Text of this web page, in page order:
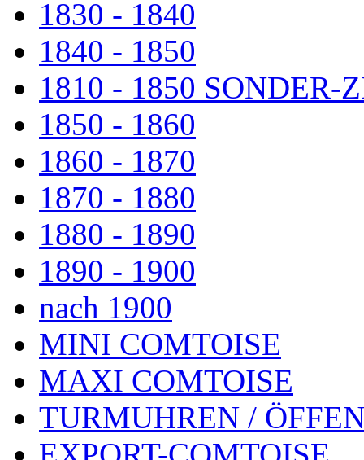
1830 - 1840
1840 - 1850
1810 - 1850 SONDER-
1850 - 1860
1860 - 1870
1870 - 1880
1880 - 1890
1890 - 1900
nach 1900
MINI COMTOISE
MAXI COMTOISE
TURMUHREN /